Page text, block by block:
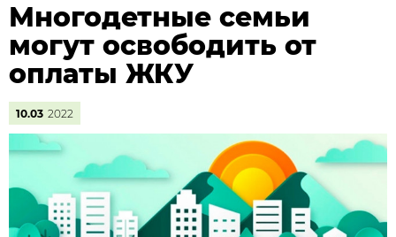
Многодетные семьи
могут освободить от
оплаты ЖКУ
10.03 2022